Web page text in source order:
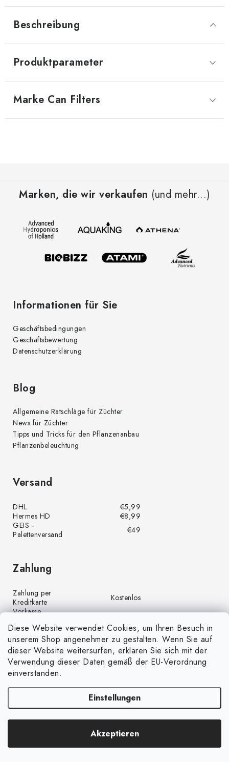
Diese Website verwendet Cookies, um Ihren Besuch in
unserem Shop angenehmer zu gestalten. Wenn Sie auf
dieser Website weitersurfen, erklären Sie sich mit der
Verwendung dieser Daten gemäß der EU-Verordnung
einverstanden.
Einstellungen
Akzeptieren
Beschreibung
Produktparameter
Marke Can Filters
Marken, die wir verkaufen (und mehr...)
Informationen für Sie
Geschäftsbedingungen
Geschäftsbewertung
Datenschutzerklärung
Blog
Allgemeine Ratschläge für Züchter
News für Züchter
Tipps und Tricks für den Pflanzenanbau
Pflanzenbeleuchtung
Versand
DHL
€5,99
Hermes HD
€8,99
GEIS -
Palettenversand
€49
Zahlung
Zahlung per
Kreditkarte
Kostenlos
Vorkasse
Zahlung per PayPal
Kostenlos
Nachnahme
€4,00
Copyright 2026GrünGarten.de. Alle Rechte vorbehalten.Cookie-
Einstellungen ändern